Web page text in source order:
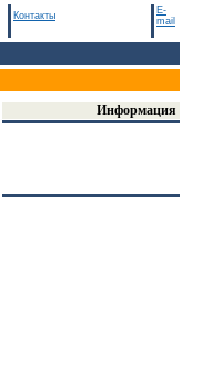
Контакты
E-
mail
Информация